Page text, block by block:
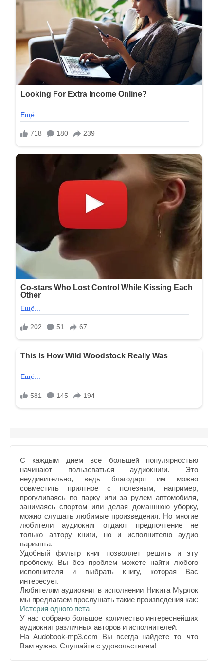
С каждым днем все большей популярностью
начинают пользоваться аудиокниги. Это
неудивительно, ведь благодаря им можно
совместить приятное с полезным, например,
прогуливаясь по парку или за рулем автомобиля,
занимаясь спортом или делая домашнюю уборку,
можно слушать любимые произведения. Но многие
любители аудиокниг отдают предпочтение не
только автору книги, но и исполнителю аудио
варианта.
Удобный фильтр книг позволяет решить и эту
проблему. Вы без проблем можете найти любого
исполнителя и выбрать книгу, которая Вас
интересует.
Любителям аудиокниг в исполнении Никита Мурлок
мы предлагаем прослушать такие произведения как:
История одного пета
У нас собрано большое количество интереснейших
аудиокниг различных авторов и исполнителей.
На Audobook-mp3.com Вы всегда найдете то, что
Вам нужно. Слушайте с удовольствием!